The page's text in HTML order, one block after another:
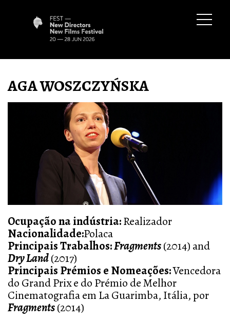
AGA WOSZCZYŃSKA
Ocupação na indústria:Realizador
Nacionalidade:Polaca
Principais Trabalhos:Fragments(2014) and
Dry Land(2017)
Principais Prémios e Nomeações:Vencedora
do Grand Prix e do Prémio de Melhor
Cinematografia em La Guarimba, Itália, por
Fragments(2014)